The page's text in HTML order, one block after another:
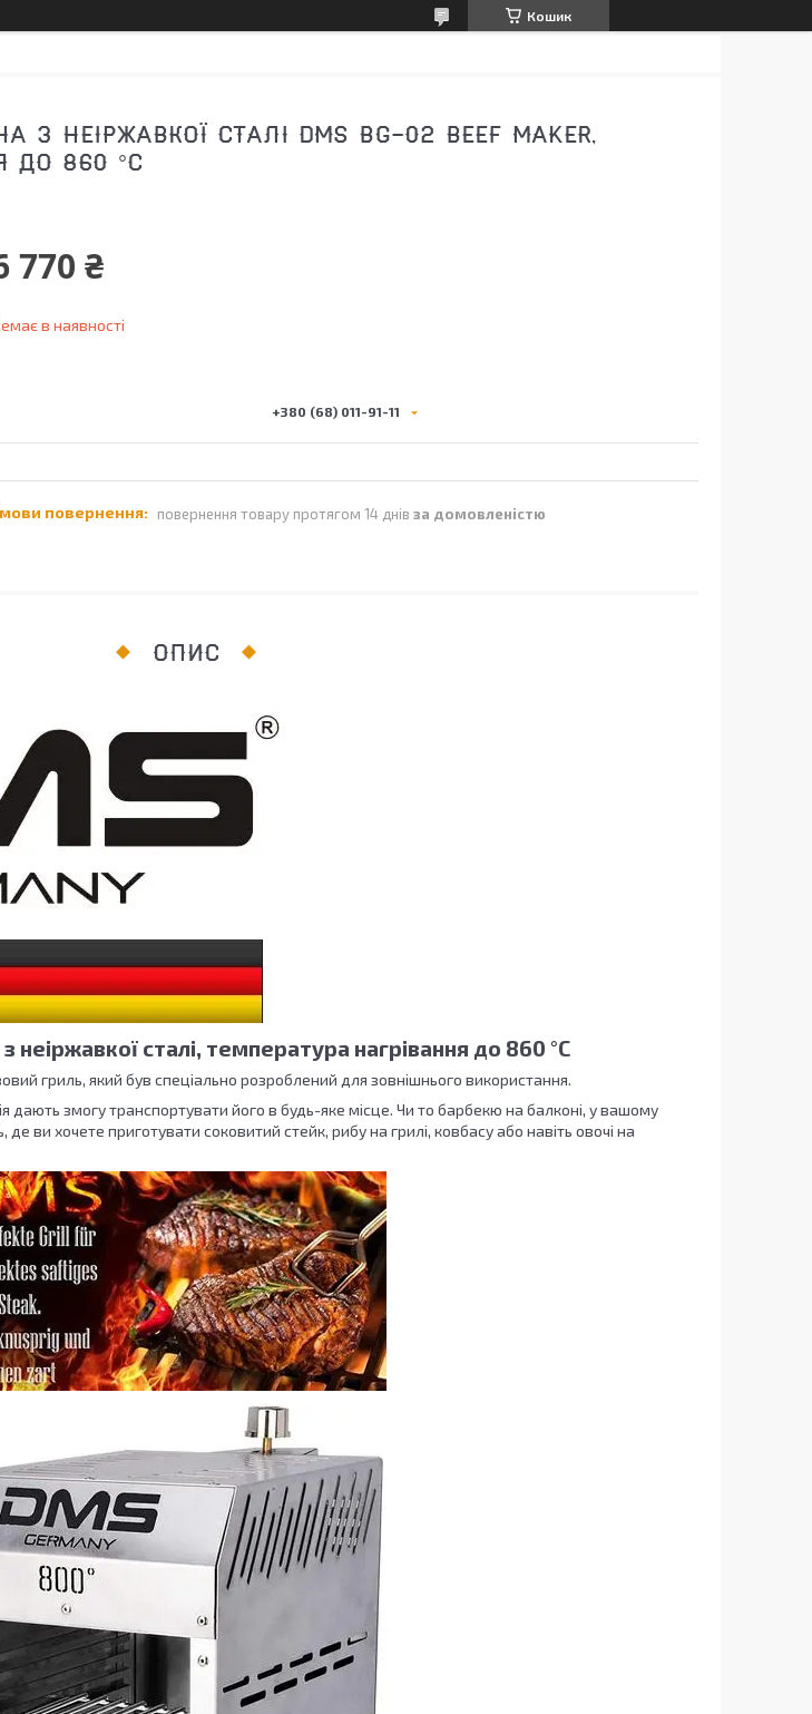
Кошик
НЕІРЖАВКОЇ СТАЛІ DMS BG-02 BEEF MAKER,
ДО 860 °C
770 ₴
в наявності
+380 (68) 011-91-11
повернення товару протягом 14 днів за домовленістю
ОПИС
неіржавкої сталі, температура нагрівання до 860 °C
гриль, який був спеціально розроблений для зовнішнього використання.
дають змогу транспортувати його в будь-яке місце. Чи то барбекю на балконі, у вашому
де ви хочете приготувати соковитий стейк, рибу на грилі, ковбасу або навіть овочі на